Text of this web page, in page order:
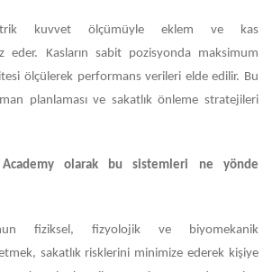
kuvvet ölçümüyle eklem ve kas
eder. Kasların sabit pozisyonda maksimum
ölçülerek performans verileri elde edilir. Bu
planlaması ve sakatlık önleme stratejileri
Academy olarak bu sistemleri ne yönde
fiziksel, fizyolojik ve biyomekanik
sakatlık risklerini minimize ederek kişiye